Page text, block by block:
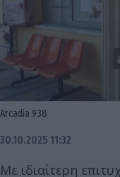
Arcadia 938
30.10.2025 11:32
Με ιδιαίτερη